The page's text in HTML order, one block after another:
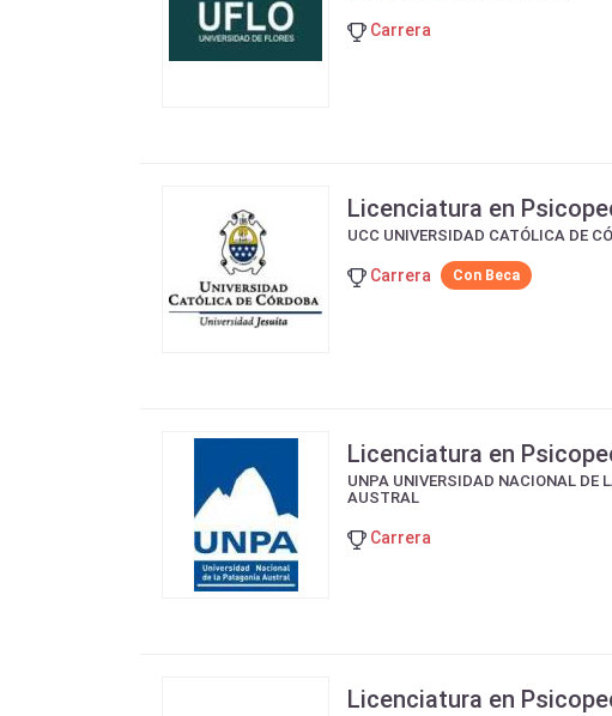
Carrera
Licenciatura en
UCC UNIVERSIDAD CATÓLICA DE
Carrera Con Beca
Licenciatura en
UNPA UNIVERSIDAD NACIONAL DE
AUSTRAL
Carrera
Licenciatura en